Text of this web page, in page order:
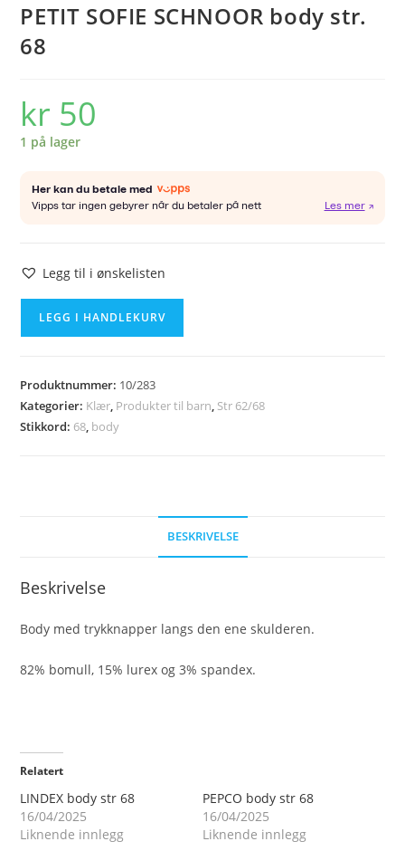
PETIT SOFIE SCHNOOR body str.
68
kr 50
1 på lager
Legg til i ønskelisten
str.
68
LEGG I HANDLEKURV
Produktnummer: 10/283
Kategorier: Klær Produkter til barn Str 62/68
Stikkord: 68 body
BESKRIVELSE
Beskrivelse
Body med trykknapper langs den ene skulderen.
82% bomull, 15% lurex og 3% spandex.
Relatert
LINDEX body str 68
16/04/2025
Liknende innlegg
PEPCO body str 68
16/04/2025
Liknende innlegg